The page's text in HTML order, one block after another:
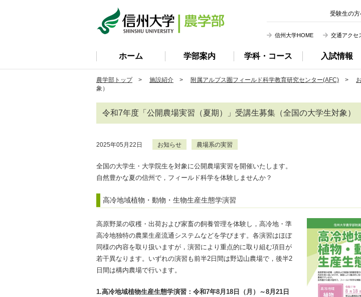
ホーム 学部案内 学科・コース 入試情報
受験生の
信州大学HOME 交通アクセ
農学部トップ> 施設紹介 > 附属アルプス圏フィールド科学教育研究センター(AFC) >
象）
令和7年度「公開農場実習（夏期）」受講生募集（全国の大学生対象）
2025年05月22日 お知らせ 農場系の実習
全国の大学生・大学院生を対象に公開農場実習を開催いたします。
自然豊かな夏の信州で，フィールド科学を体験しませんか？
高冷地域植物・動物・生物生産生態学演習
高原野菜の収穫・出荷および家畜の飼養管理を体験し，高冷地・準
高冷地独特の農業生産流通システムなどを学びます。各演習はほぼ
同様の内容を取り扱いますが，演習により重点的に取り組む項目が
若干異なります。いずれの演習も前半2日間は野辺山農場で，後半2
日間は構内農場で行います。
1.高冷地域植物生産生態学演習：令和7年8月18日（月）～8月21日